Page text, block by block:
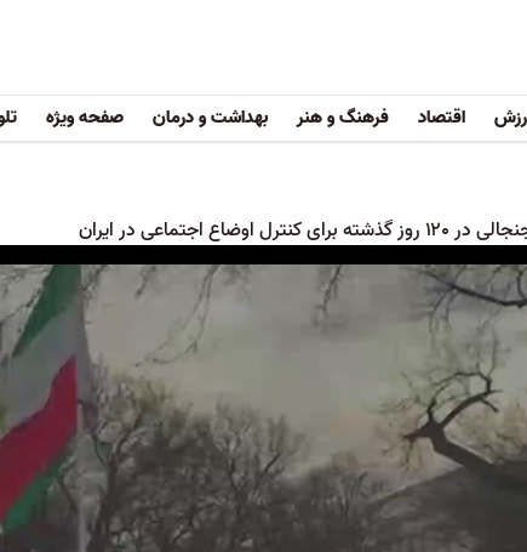
اقتصاد فرهنگ و هنر بهداشت و درمان صفحه ویژه